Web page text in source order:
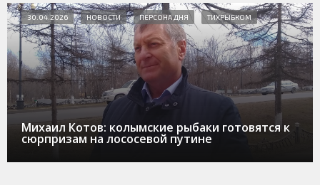
Михаил Котов: колымские рыбаки готовятся к
сюрпризам на лососевой путине
30.04.2026 НОВОСТИ ПЕРСОНА ДНЯ ТИХРЫБКОМ